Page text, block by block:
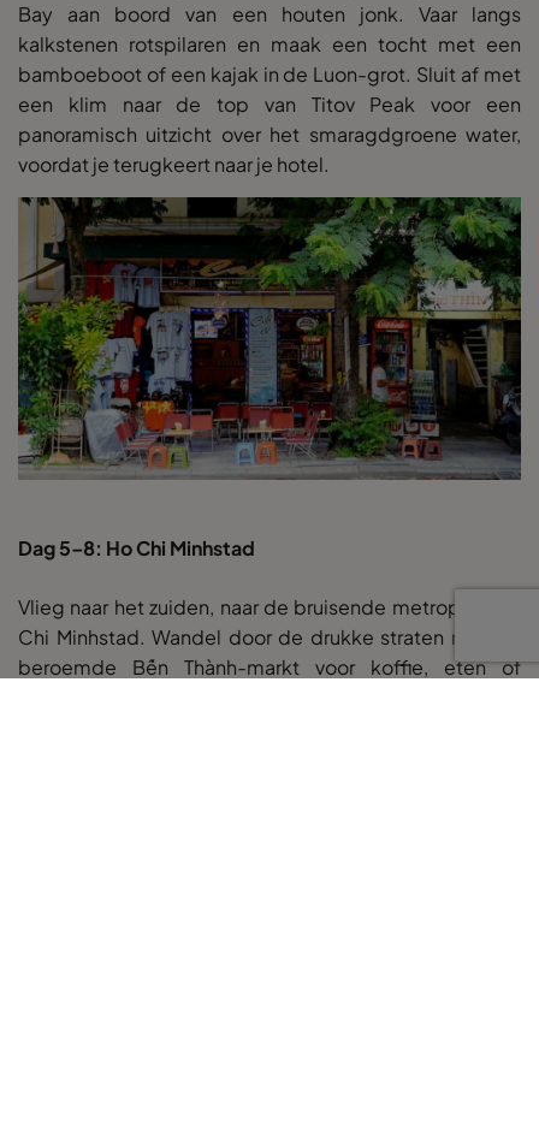
Bay aan boord van een houten jonk. Vaar langs
kalkstenen rotspilaren en maak een tocht met een
bamboeboot of een kajak in de Luon-grot. Sluit af met
een klim naar de top van Titov Peak voor een
panoramisch uitzicht over het smaragdgroene water,
voordat je terugkeert naar je hotel.
Dag 5–8: Ho Chi Minhstad
Vlieg naar het zuiden, naar de bruisende metropool Ho
Chi Minhstad. Wandel door de drukke straten naar de
beroemde Bến Thành-markt voor koffie, eten of